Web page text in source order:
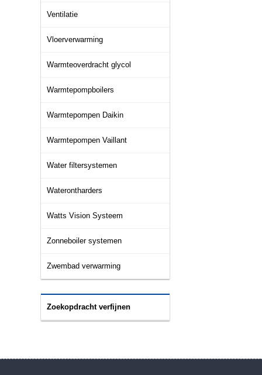
Ventilatie
Vloerverwarming
Warmteoverdracht glycol
Warmtepompboilers
Warmtepompen Daikin
Warmtepompen Vaillant
Water filtersystemen
Waterontharders
Watts Vision Systeem
Zonneboiler systemen
Zwembad verwarming
Zoekopdracht verfijnen